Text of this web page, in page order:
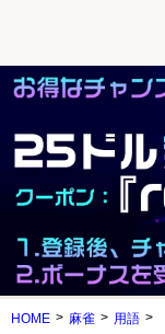
HOME 麻雀 用語